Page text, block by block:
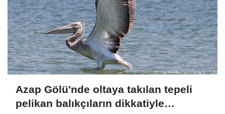
Azap Gölü'nde oltaya takılan tepeli
pelikan balıkçıların dikkatiyle